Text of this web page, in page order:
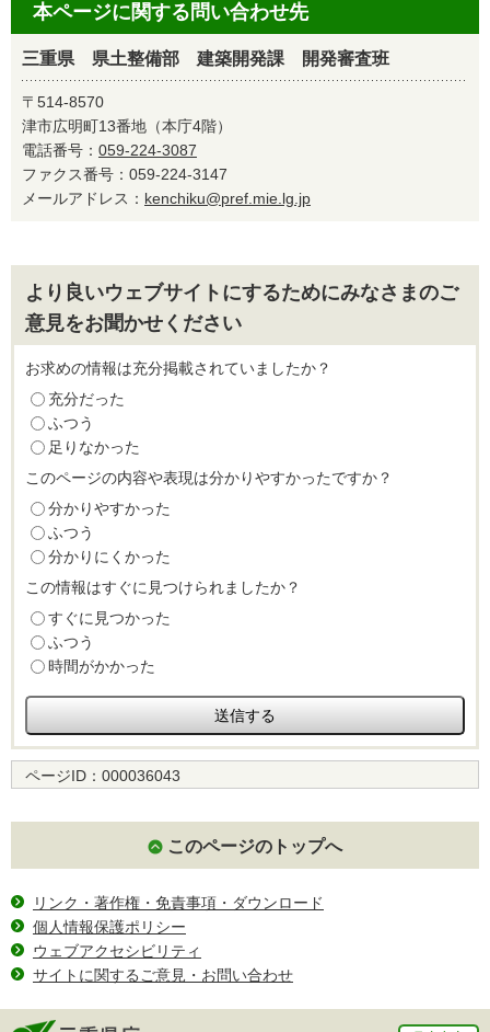
本ページに関する問い合わせ先
三重県 県土整備部 建築開発課 開発審査班
〒514-8570
津市広明町13番地（本庁4階）
電話番号： 059-224-3087
ファクス番号：059-224-3147
メールアドレス： kenchiku@pref.mie.lg.jp
より良いウェブサイトにするためにみなさまのご
意見をお聞かせください
お求めの情報は充分掲載されていましたか？
充分だった
ふつう
足りなかった
このページの内容や表現は分かりやすかったですか？
分かりやすかった
ふつう
分かりにくかった
この情報はすぐに見つけられましたか？
すぐに見つかった
ふつう
時間がかかった
ページID： 000036043
このページのトップへ
リンク・著作権・免責事項・ダウンロード
個人情報保護ポリシー
ウェブアクセシビリティ
サイトに関するご意見・お問い合わせ